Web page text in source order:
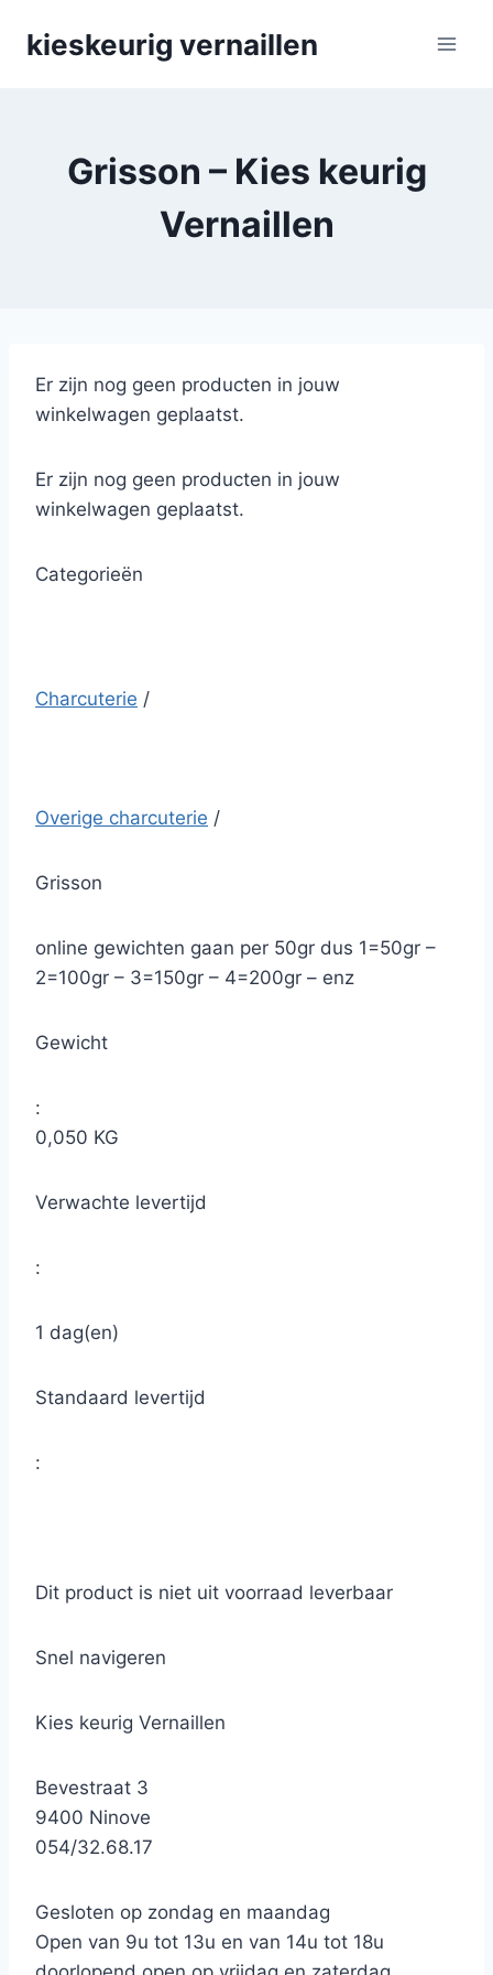
kieskeurig vernaillen
Grisson – Kies keurig
Vernaillen
Er zijn nog geen producten in jouw
winkelwagen geplaatst.
Er zijn nog geen producten in jouw
winkelwagen geplaatst.
Categorieën
Charcuterie /
Overige charcuterie /
Grisson
online gewichten gaan per 50gr dus 1=50gr –
2=100gr – 3=150gr – 4=200gr – enz
Gewicht
:
0,050 KG
Verwachte levertijd
:
1 dag(en)
Standaard levertijd
:
Dit product is niet uit voorraad leverbaar
Snel navigeren
Kies keurig Vernaillen
Bevestraat 3
9400 Ninove
054/32.68.17
Gesloten op zondag en maandag
Open van 9u tot 13u en van 14u tot 18u